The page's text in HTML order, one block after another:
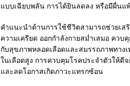
แบบเฉียบพลัน การได้ยินลดลง หรือมีผื่น
คำแนะนำด้านการใช้ชีวิตสามารถช่วยเส
ความเครียด ออกกำลังกายสม่ำเสมอ คว
กับสุขภาพหลอดเลือดและสมรรถภาพทาง
ในเลือดสูง การควบคุมโรคประจำตัวให้ดี
และลดโอกาสเกิดภาวะแทรกซ้อน